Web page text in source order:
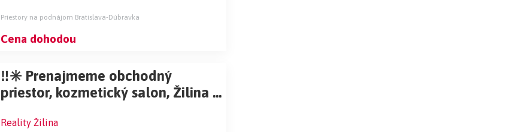
Priestory na podnájom Bratislava-Dúbravka
Cena dohodou
‼️✳️ Prenajmeme obchodný
priestor, kozmetický salon, Žilina -
Reality Žilina